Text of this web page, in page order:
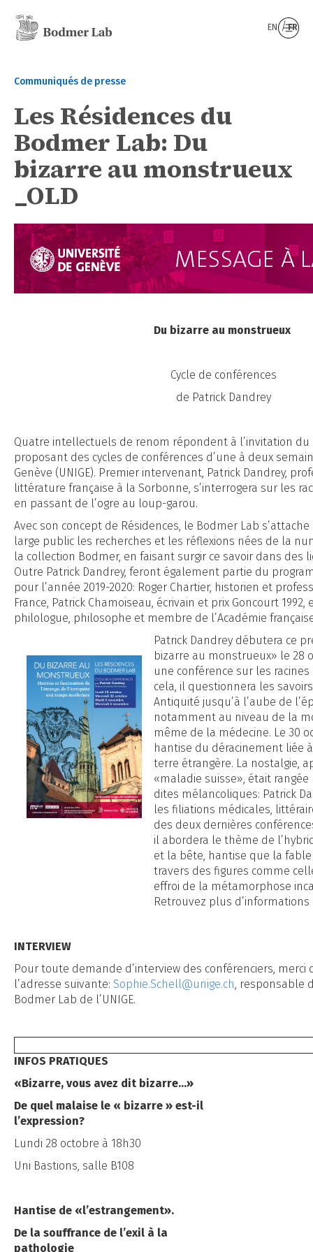
EN FR
Communiqués de presse
Les Résidences du
Bodmer Lab: Du
bizarre au monstrueux
_OLD
Du bizarre au monstrueux
Cycle de conférences
de Patrick Dandrey
Quatre intellectuels de renom répondent à l’invitation du
proposant des cycles de conférences d’une à deux
Genève (UNIGE). Premier intervenant, Patrick Dandrey,
littérature française à la Sorbonne, s’interrogera sur les
en passant de l’ogre au loup-garou.
Avec son concept de Résidences, le Bodmer Lab
large public les recherches et les réflexions nées de la
la collection Bodmer, en faisant surgir ce savoir dans des
Outre Patrick Dandrey, feront également partie du
pour l’année 2019-2020: Roger Chartier, historien et
France, Patrick Chamoiseau, écrivain et prix Goncourt 1992,
philologue, philosophe et membre de l’Académie
Patrick Dandrey débutera ce
bizarre au monstrueux» le 28
une conférence sur les
cela, il questionnera les
Antiquité jusqu’à l’aube de
notamment au niveau de la
même de la médecine. Le 30
hantise du déracinement liée
terre étrangère. La nostalgie,
«maladie suisse», était
dites mélancoliques: Patrick
les filiations médicales,
des deux dernières
il abordera le thème de
et la bête, hantise que la
travers des figures comme
effroi de la métamorphose
Retrouvez plus d’informations
INTERVIEW
Pour toute demande d’interview des conférenciers, merci
l’adresse suivante: Sophie.Schell@unige.ch, responsable
Bodmer Lab de l’UNIGE.
INFOS PRATIQUES
«Bizarre, vous avez dit bizarre…»
De quel malaise le « bizarre » est-il
l’expression?
Lundi 28 octobre à 18h30
Uni Bastions, salle B108
Hantise de «l’estrangement».
De la souffrance de l’exil à la
pathologie